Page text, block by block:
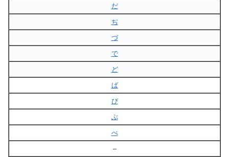
だ
ぢ
づ
で
ど
ば
び
ぶ
べ
–